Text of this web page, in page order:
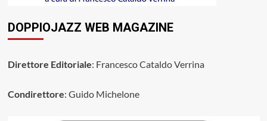
DOPPIOJAZZ WEB MAGAZINE
Direttore Editoriale: Francesco Cataldo Verrina
Condirettore: Guido Michelone